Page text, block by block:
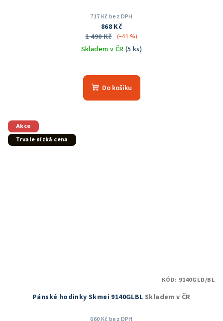
717 Kč bez DPH
868 Kč
1 490 Kč
(–41 %)
Skladem v ČR (5 ks)
hodnocení
produktu
Do košíku
Akce
Trvale nízká cena
Pánské hodinky Skmei 9140GLBL Skladem v ČR
660 Kč bez DPH
KÓD: 9140GLD/BL